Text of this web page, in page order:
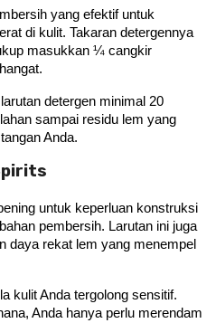
yang efektif untuk
di kulit. Takaran detergennya
masukkan ¼ cangkir
detergen minimal 20
sampai residu lem yang
Anda.
untuk keperluan konstruksi
pembersih. Larutan ini juga
daya rekat lem yang menempel
kulit Anda tergolong sensitif.
Anda hanya perlu merendam